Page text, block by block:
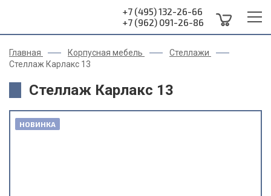
+7 (495) 132-26-66
+7 (962) 091-26-86
Главная Корпусная мебель
Стеллажи
Стеллаж Карлакс 13
Стеллаж Карлакс 13
НОВИНКА